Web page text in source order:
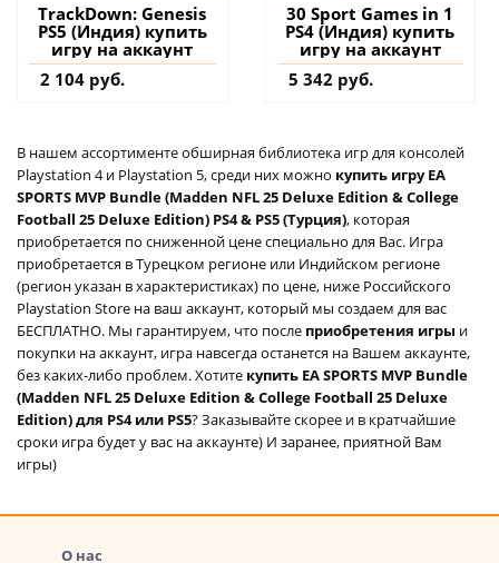
TrackDown: Genesis
PS5 (Индия) купить
игру на аккаунт
2 104 руб.
30 Sport Games in 1
PS4 (Индия) купить
игру на аккаунт
5 342 руб.
В нашем ассортименте обширная библиотека игр для консолей
Playstation 4 и Playstation 5, среди них можно купить игру EA
SPORTS MVP Bundle (Madden NFL 25 Deluxe Edition & College
Football 25 Deluxe Edition) PS4 & PS5 (Турция), которая
приобретается по сниженной цене специально для Вас. Игра
приобретается в Турецком регионе или Индийском регионе
(регион указан в характеристиках) по цене, ниже Российского
Playstation Store на ваш аккаунт, который мы создаем для вас
БЕСПЛАТНО. Мы гарантируем, что после приобретения игры и
покупки на аккаунт, игра навсегда останется на Вашем аккаунте,
без каких-либо проблем. Хотите купить EA SPORTS MVP Bundle
(Madden NFL 25 Deluxe Edition & College Football 25 Deluxe
Edition) для PS4 или PS5? Заказывайте скорее и в кратчайшие
сроки игра будет у вас на аккаунте) И заранее, приятной Вам
игры)
О нас